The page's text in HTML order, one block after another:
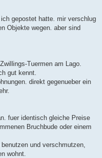
gepostet hatte. mir verschlug
Objekte wegen. aber sind
Tuermen am Lago.
gut kennt.
direkt gegenueber ein
fuer identisch gleiche Preise
Bruchbude oder einem
und verschmutzen,
wohnt.